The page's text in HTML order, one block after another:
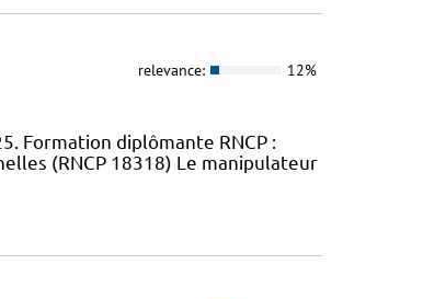
relevance: 12%
Formation diplômante RNCP :
(RNCP 18318) Le manipulateur